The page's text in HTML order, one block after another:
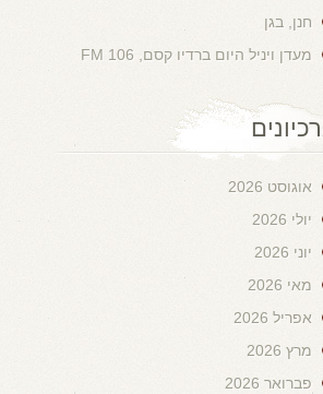
חנן, בגן
מעדן ויניל היום ברדיו קסם, 106 FM
אוגוסט 2026
יולי 2026
יוני 2026
מאי 2026
אפריל 2026
מרץ 2026
פברואר 2026